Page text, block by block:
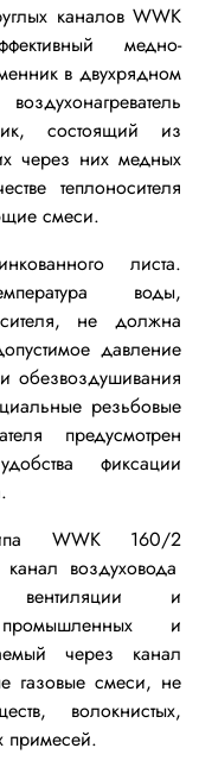
каналов WWK
медно-
в двухрядном
состоящий из
через них медных
теплоносителя
смеси.
листа.
воды,
не должна
давление
обезвоздушивания
резьбовые
предусмотрен
фиксации
WWK 160/2
канал воздуховода
вентиляции и
и
через канал
газовые смеси, не
волокнистых,
примесей.